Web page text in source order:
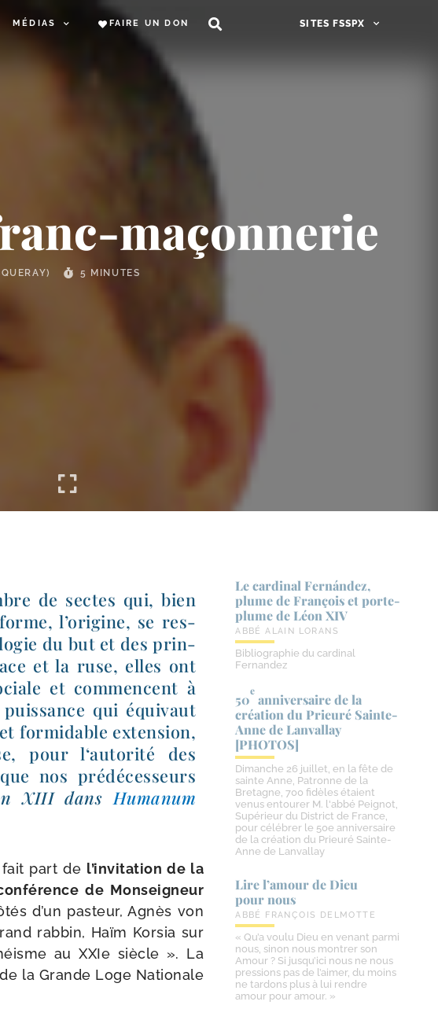
MÉDIAS FAIRE UN DON SITES FSSPX
maçonnerie
5 MINUTES
de sectes qui, bien
l’origine, se res­
du but et des prin­
et la ruse, elles ont
et com­mencent à
qui équi­vaut
for­mi­dable exten­sion,
pour l‘autorité des
nos pré­dé­ces­seurs
XIII dans Humanum
part de l’invitation de la
de Monseigneur
d’un pas­teur, Agnès von
rab­bin, Haïm Korsia sur
au XXIe siècle ». La
la Grande Loge Nationale
Le cardinal Fernández,
plume de François et porte-​
plume de Léon XIV
ABBÉ ALAIN LORANS
Bibliographie du cardinal
Fernandez
50
e
anniversaire de la
création du Prieuré Sainte-​
Anne de Lanvallay
[PHOTOS]
Dimanche 26 juillet, en la fête de
sainte Anne, Patronne de la
Bretagne, 700 fidèles étaient
venus entourer M. l'abbé Peignot,
Supérieur du District de France,
pour célébrer le 50e anniversaire
de la création du Prieuré Sainte-
Anne de Lanvallay
Lire l’amour de Dieu
pour nous
ABBÉ FRANÇOIS DELMOTTE
« Qu’a voulu Dieu en venant parmi
nous, sinon nous montrer son
Amour ? Si jusqu’ici nous ne nous
pressions pas de l’aimer, du moins
ne tardons plus à lui rendre
amour pour amour. »